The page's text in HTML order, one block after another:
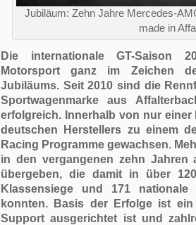
Jubiläum: Zehn Jahre Mercedes-
made in
Die internationale GT-Saison
Motorsport ganz im Zeichen
Jubiläums. Seit 2010 sind die
Sportwagenmarke aus
erfolgreich. Innerhalb von nur
deutschen Herstellers zu einem
Racing Programme gewachsen.
in den vergangenen zehn Jahren
übergeben, die damit in über
Klassensiege und 171
konnten. Basis der Erfolge ist
Support ausgerichtet ist und